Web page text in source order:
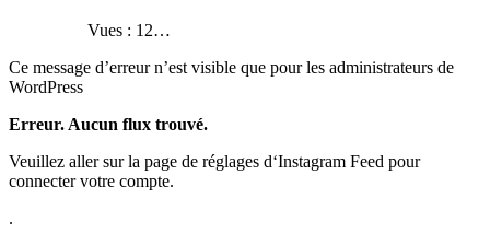
Vues : 12…
Ce message d’erreur n’est visible que pour les administrateurs de
WordPress
Erreur. Aucun flux trouvé.
Veuillez aller sur la page de réglages d‘Instagram Feed pour
connecter votre compte.
.